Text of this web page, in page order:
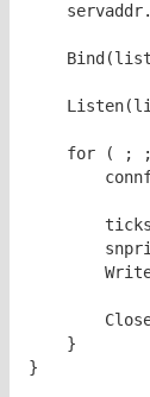
for ( ; ;
connfd =
ticks =
}
}